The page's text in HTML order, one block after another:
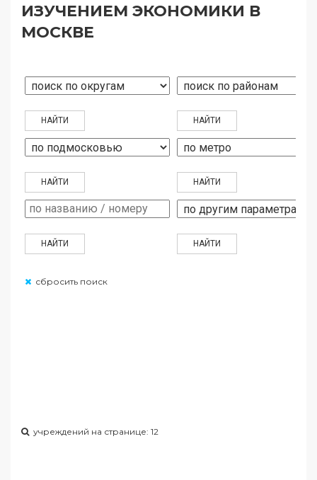
ИЗУЧЕНИЕМ ЭКОНОМИКИ В
МОСКВЕ
сбросить поиск
учреждений на странице: 12